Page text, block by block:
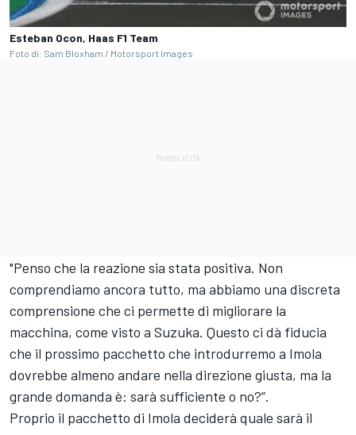
Esteban Ocon, Haas F1 Team
Foto di: Sam Bloxham / Motorsport Images
"Penso che la reazione sia stata positiva. Non
comprendiamo ancora tutto, ma abbiamo una discreta
comprensione che ci permette di migliorare la
macchina, come visto a Suzuka. Questo ci dà fiducia
che il prossimo pacchetto che introdurremo a Imola
dovrebbe almeno andare nella direzione giusta, ma la
grande domanda è: sarà sufficiente o no?”.
Proprio il pacchetto di Imola deciderà quale sarà il